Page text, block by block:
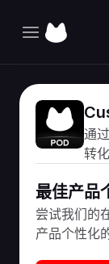
主页
定价
更新日志
通
转化
最佳产品
尝试我们的
产品个性化